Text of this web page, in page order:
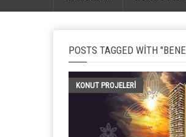
POSTS TAGGED WITH
KONUT PROJELERI